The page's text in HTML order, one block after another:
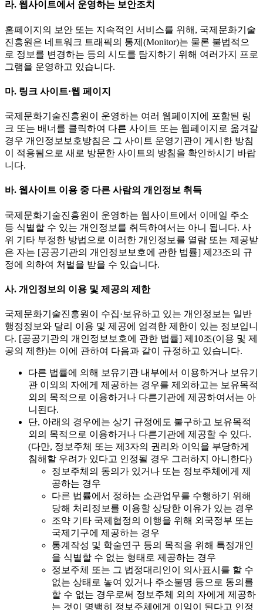
라. 웹사이트에서 운영하는 보안조치
홈페이지의 보안 또는 지속적인 서비스를 위해, 국제문화기술
진흥원은 네트워크 트래픽의 통제(Monitor)는 물론 불법적으
로 정보를 변경하는 등의 시도를 탐지하기 위해 여러가지 프로
그램을 운영하고 있습니다.
마. 링크 사이트·웹 페이지
국제문화기술진흥원이 운영하는 여러 웹페이지에 포함된 링
크 또는 배너를 클릭하여 다른 사이트 또는 웹페이지로 옮겨갈
경우 개인정보보호방침은 그 사이트 운영기관이 게시한 방침
이 적용됨으로 새로 방문한 사이트의 방침을 확인하시기 바랍
니다.
바. 웹사이트 이용 중 다른 사람의 개인정보 취득
국제문화기술진흥원이 운영하는 웹사이트에서 이메일 주소
등 식별할 수 있는 개인정보를 취득하여서는 아니 됩니다. 사
위 기타 부정한 방법으로 이러한 개인정보를 열람 또는 제공받
은 자는 [공공기관의 개인정보보호에 관한 법률] 제23조의 규
정에 의하여 처벌을 받을 수 있습니다.
사. 개인정보의 이용 및 제공의 제한
국제문화기술진흥원이 수집·보유하고 있는 개인정보는 일반
행정정보와 달리 이용 및 제공에 엄격한 제한이 있는 정보입니
다. [공공기관의 개인정보보호에 관한 법률] 제10조(이용 및 제
공의 제한)는 이에 관하여 다음과 같이 규정하고 있습니다.
다른 법률에 의해 보유기관 내부에서 이용하거나 보유기
관 이외의 자에게 제공하는 경우를 제외하고는 보유목적
외의 목적으로 이용하거나 다른기관에 제공하여서는 아
니된다.
단, 아래의 경우에는 상기 규정에도 불구하고 보유목적
외의 목적으로 이용하거나 다른기관에 제공할 수 있다.
(다만, 정보주체 또는 제3자의 권리와 이익을 부당하게
침해할 우려가 있다고 인정될 경우 그러하지 아니한다)
정보주체의 동의가 있거나 또는 정보주체에게 제
공하는 경우
다른 법률에서 정하는 소관업무를 수행하기 위해
당해 처리정보를 이용할 상당한 이유가 있는 경우
조약 기타 국제협정의 이행을 위해 외국정부 또는
국제기구에 제공하는 경우
통계작성 및 학술연구 등의 목적을 위해 특정개인
을 식별할 수 없는 형태로 제공하는 경우
정보주체 또는 그 법정대리인이 의사표시를 할 수
없는 상태로 놓여 있거나 주소불명 등으로 동의를
할 수 없는 경우로써 정보주체 외의 자에게 제공하
는 것이 명백히 정보주체에게 이익이 된다고 인정